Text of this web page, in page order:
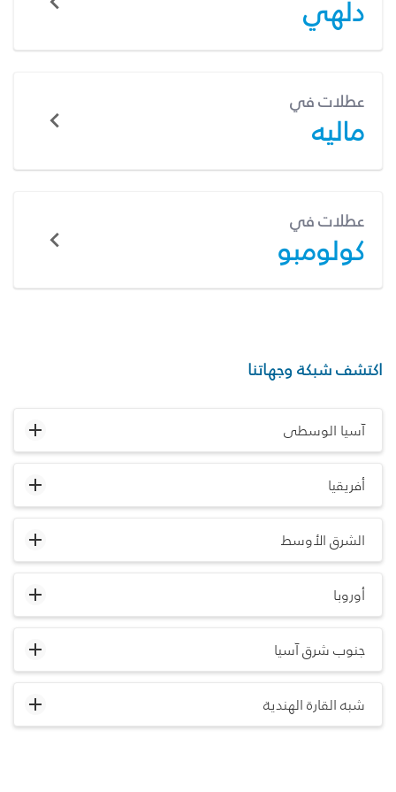
دلهي
عطلات في
ماليه
عطلات في
كولومبو
اكتشف شبكة وجهاتنا
آسيا الوسطى
أفريقيا
الشرق الأوسط
أوروبا
جنوب شرق آسيا
شبه القارة الهندية